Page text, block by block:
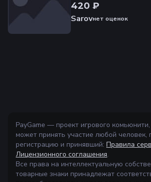
420 ₽
Sarovнет оценок
PayGame — проект игрового
может принять участие любой
регистрацию и принявший: Правила
Лицензионного соглашения.
Все права на интеллектуальную
товарные знаки принадлежат